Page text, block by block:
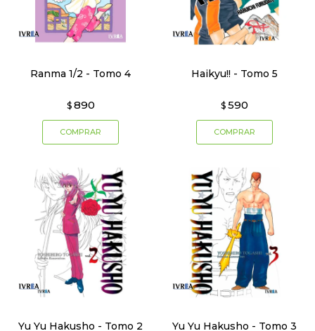
Ranma 1/2 - Tomo 4
$ 890
Haikyu!! - Tomo 5
$ 590
Yu Yu Hakusho - Tomo 2 Yu Yu Hakusho - Tomo 3